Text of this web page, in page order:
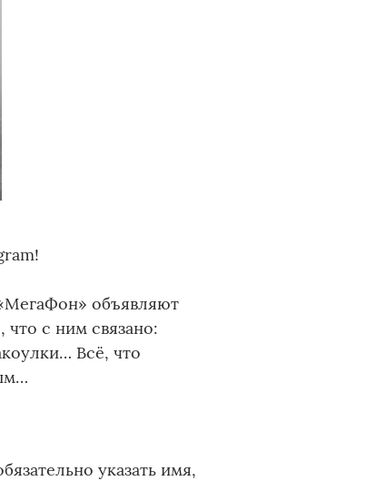
объявляют
что с ним связано:
Всё, что
указать имя,